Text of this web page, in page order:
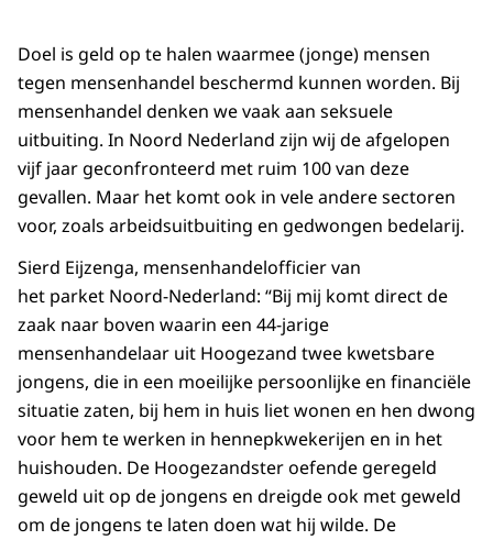
Doel is geld op te halen waarmee (jonge) mensen
tegen mensenhandel beschermd kunnen worden. Bij
mensenhandel denken we vaak aan seksuele
uitbuiting. In Noord Nederland zijn wij de afgelopen
vijf jaar geconfronteerd met ruim 100 van deze
gevallen. Maar het komt ook in vele andere sectoren
voor, zoals arbeidsuitbuiting en gedwongen bedelarij.
Sierd Eijzenga, mensenhandelofficier van
het parket Noord-Nederland: “Bij mij komt direct de
zaak naar boven waarin een 44-jarige
mensenhandelaar uit Hoogezand twee kwetsbare
jongens, die in een moeilijke persoonlijke en financiële
situatie zaten, bij hem in huis liet wonen en hen dwong
voor hem te werken in hennepkwekerijen en in het
huishouden. De Hoogezandster oefende geregeld
geweld uit op de jongens en dreigde ook met geweld
om de jongens te laten doen wat hij wilde. De